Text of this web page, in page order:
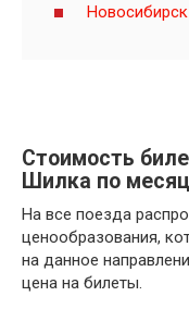
Стоимость
Шилка по
На все поезда
ценообразования,
на данное
цена на билеты.